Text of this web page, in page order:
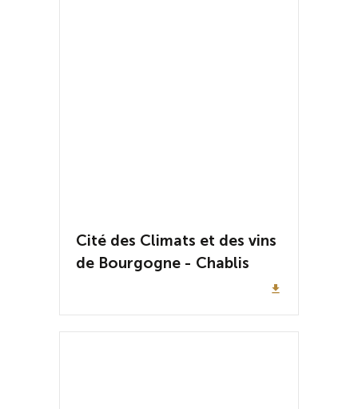
Cité des Climats et des vins
de Bourgogne - Chablis
file_download